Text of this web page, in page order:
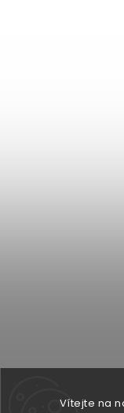
Vítejte na